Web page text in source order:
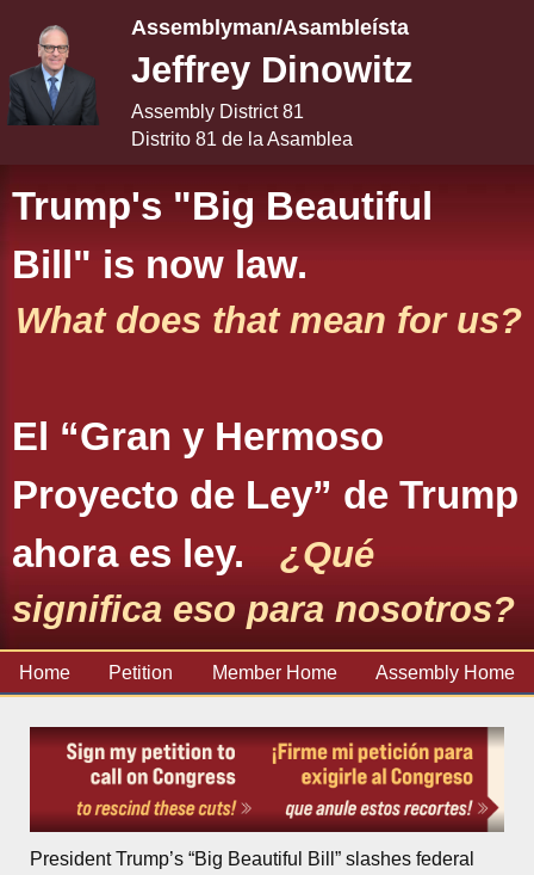
Assemblyman/Asambleísta
Jeffrey Dinowitz
Assembly District 81
Distrito 81 de la Asamblea
Trump's "Big Beautiful
Bill" is now law.
What does that mean for us?
El “Gran y Hermoso
Proyecto de Ley” de Trump
ahora es ley.
¿Qué
significa eso para nosotros?
Home Petition Member Home Assembly Home
President Trump’s “Big Beautiful Bill” slashes federal